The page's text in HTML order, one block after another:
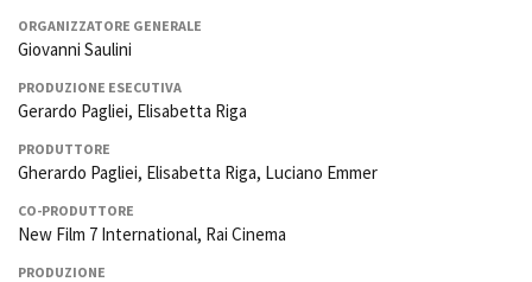
ORGANIZZATORE GENERALE
Giovanni Saulini
PRODUZIONE ESECUTIVA
Gerardo Pagliei, Elisabetta Riga
PRODUTTORE
Gherardo Pagliei, Elisabetta Riga, Luciano Emmer
CO-PRODUTTORE
New Film 7 International, Rai Cinema
PRODUZIONE